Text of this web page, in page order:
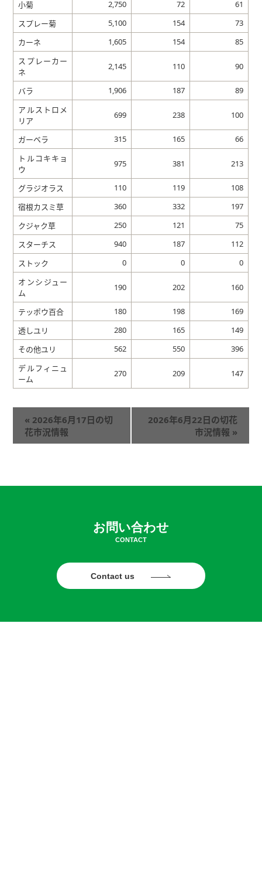
小菊
2,750 72
61
スプレー菊
5,100 154
73
カーネ
1,605 154
85
スプレーカー
ネ
2,145 110 90
バラ 1,906 187
89
アルストロメ
リア
699 238 100
ガーベラ 315 165
66
トルコキキョ
ウ
975 381 213
グラジオラス 110 119
108
宿根カスミ草
360 332
197
クジャク草
250 121
75
スターチス
940 187
112
ストック
0 0
0
オンシジュー
ム
190 202 160
テッポウ百合 180 198
169
透しユリ
280 165
149
その他ユリ
562 550
396
デルフィニュ
ーム
270 209 147
« 2026年6月17日の切
花市況情報
2026年6月22日の切花
市況情報 »
お問い合わせ
CONTACT
Contact us